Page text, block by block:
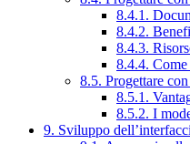
8.4.1.
8.4.2.
8.4.3.
8.4.4.
8.5. Progettare
8.5.1.
8.5.2. I
9. Sviluppo